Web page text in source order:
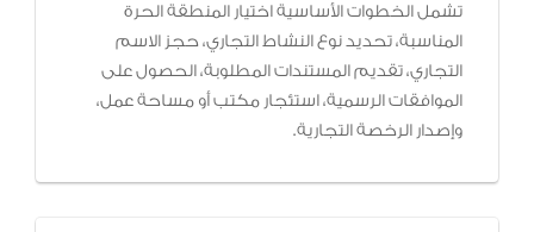
تشمل الخطوات الأساسية اختيار المنطقة الحرة
المناسبة، تحديد نوع النشاط التجاري، حجز الاسم
التجاري، تقديم المستندات المطلوبة، الحصول على
الموافقات الرسمية، استئجار مكتب أو مساحة عمل،
وإصدار الرخصة التجارية.